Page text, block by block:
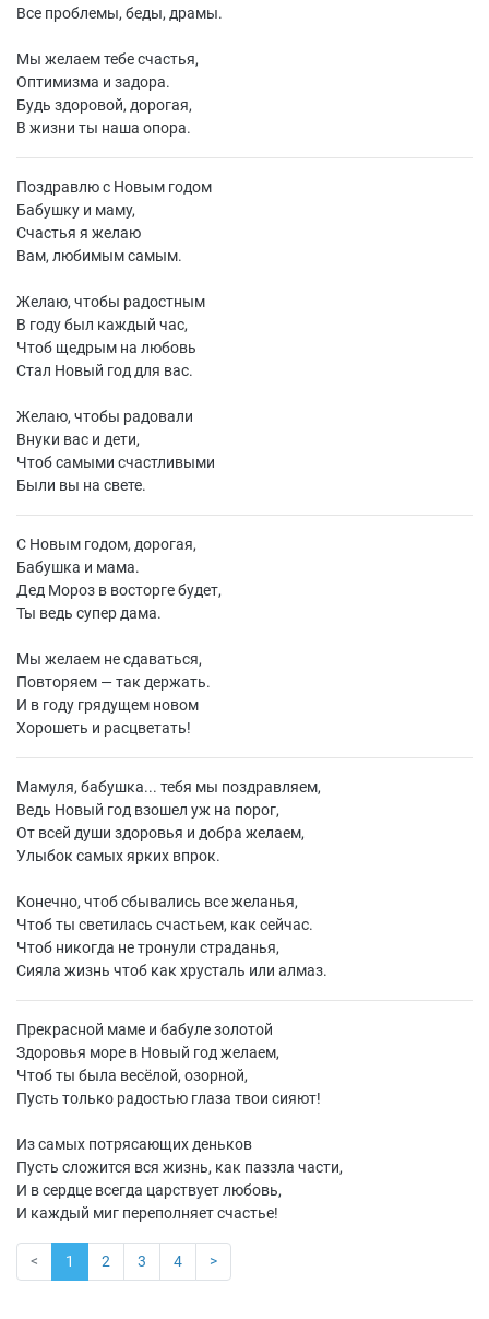
Все проблемы, беды, драмы.
Мы желаем тебе счастья,
Оптимизма и задора.
Будь здоровой, дорогая,
В жизни ты наша опора.
Поздравлю с Новым годом
Бабушку и маму,
Счастья я желаю
Вам, любимым самым.
Желаю, чтобы радостным
В году был каждый час,
Чтоб щедрым на любовь
Стал Новый год для вас.
Желаю, чтобы радовали
Внуки вас и дети,
Чтоб самыми счастливыми
Были вы на свете.
С Новым годом, дорогая,
Бабушка и мама.
Дед Мороз в восторге будет,
Ты ведь супер дама.
Мы желаем не сдаваться,
Повторяем — так держать.
И в году грядущем новом
Хорошеть и расцветать!
Мамуля, бабушка... тебя мы поздравляем,
Ведь Новый год взошел уж на порог,
От всей души здоровья и добра желаем,
Улыбок самых ярких впрок.
Конечно, чтоб сбывались все желанья,
Чтоб ты светилась счастьем, как сейчас.
Чтоб никогда не тронули страданья,
Сияла жизнь чтоб как хрусталь или алмаз.
Прекрасной маме и бабуле золотой
Здоровья море в Новый год желаем,
Чтоб ты была весёлой, озорной,
Пусть только радостью глаза твои сияют!
Из самых потрясающих деньков
Пусть сложится вся жизнь, как паззла части,
И в сердце всегда царствует любовь,
И каждый миг переполняет счастье!
< 1 2 3 4 >